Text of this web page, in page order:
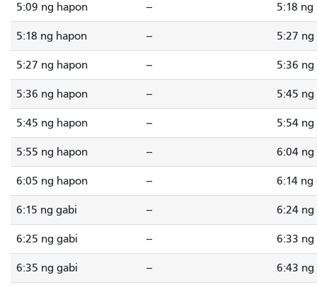
5:09 ng hapon -- 5:18 ng
5:18 ng hapon -- 5:27 ng
5:27 ng hapon -- 5:36 ng
5:36 ng hapon -- 5:45 ng
5:45 ng hapon -- 5:54 ng
5:55 ng hapon -- 6:04 ng
6:05 ng hapon -- 6:14 ng
6:15 ng gabi -- 6:24 ng
6:25 ng gabi -- 6:33 ng
6:35 ng gabi -- 6:43 ng